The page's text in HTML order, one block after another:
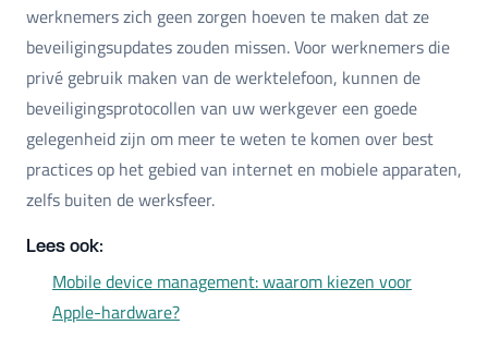
werknemers zich geen zorgen hoeven te maken dat ze
beveiligingsupdates zouden missen. Voor werknemers die
privé gebruik maken van de werktelefoon, kunnen de
beveiligingsprotocollen van uw werkgever een goede
gelegenheid zijn om meer te weten te komen over best
practices op het gebied van internet en mobiele apparaten,
zelfs buiten de werksfeer.
Lees ook:
Mobile device management: waarom kiezen voor
Apple-hardware?